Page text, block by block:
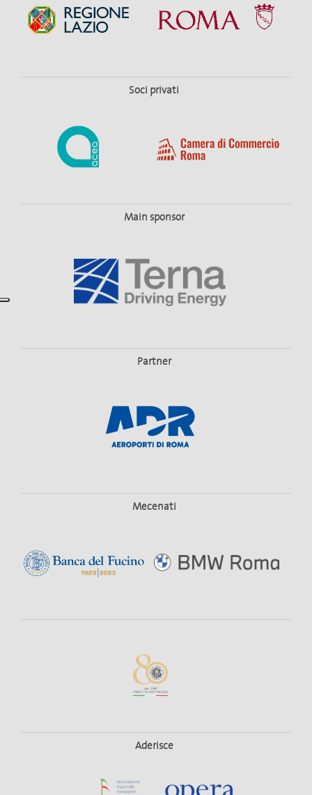
Soci privati
Main sponsor
Partner
Mecenati
Aderisce